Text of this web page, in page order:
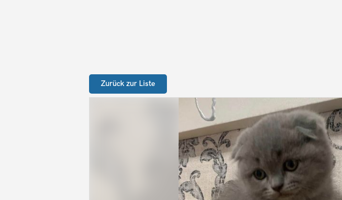
Zurück zur Liste